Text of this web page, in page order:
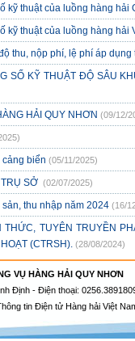
kỹ thuật của luồng hàng hải
kỹ thuật của luồng hàng hải
thu, nộp phí, lệ phí áp
SỐ KỸ THUẬT ĐỘ SÂU
HẢI QUY NHƠN (09/12/
cảng biển (05/11/2025)
SỞ (02/07/2025)
thu nhập năm 2024 (16/
THỨC, TUYÊN TRUYỀN
(CTRSH). (28/08/2024)
VỤ HÀNG HẢI QUY NHƠN
Định - Điện thoại:
tin Điện tử Hàng hải Việt